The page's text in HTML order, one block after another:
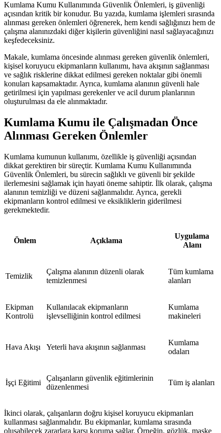
Kumlama Kumu Kullanımında Güvenlik Önlemleri, iş güvenliği
açısından kritik bir konudur. Bu yazıda, kumlama işlemleri sırasında
alınması gereken önlemleri öğrenerek, hem kendi sağlığınızı hem de
çalışma alanınızdaki diğer kişilerin güvenliğini nasıl sağlayacağınızı
keşfedeceksiniz.
Makale, kumlama öncesinde alınması gereken güvenlik önlemleri,
kişisel koruyucu ekipmanların kullanımı, hava akışının sağlanması
ve sağlık risklerine dikkat edilmesi gereken noktalar gibi önemli
konuları kapsamaktadır. Ayrıca, kumlama alanının güvenli hale
getirilmesi için yapılması gerekenler ve acil durum planlarının
oluşturulması da ele alınmaktadır.
Kumlama Kumu ile Çalışmadan Önce
Alınması Gereken Önlemler
Kumlama kumunun kullanımı, özellikle iş güvenliği açısından
dikkat gerektiren bir süreçtir. Kumlama Kumu Kullanımında
Güvenlik Önlemleri, bu sürecin sağlıklı ve güvenli bir şekilde
ilerlemesini sağlamak için hayati öneme sahiptir. İlk olarak, çalışma
alanının temizliği ve düzeni sağlanmalıdır. Ayrıca, gerekli
ekipmanların kontrol edilmesi ve eksikliklerin giderilmesi
gerekmektedir.
Önlem Açıklama
Uygulama
Alanı
Temizlik
Çalışma alanının düzenli olarak
temizlenmesi
Tüm kumlama
alanları
Ekipman
Kontrolü
Kullanılacak ekipmanların
işlevselliğinin kontrol edilmesi
Kumlama
makineleri
Hava Akışı Yeterli hava akışının sağlanması
Kumlama
odaları
İşçi Eğitimi
Çalışanların güvenlik eğitimlerinin
düzenlenmesi
Tüm iş alanları
İkinci olarak, çalışanların doğru kişisel koruyucu ekipmanları
kullanması sağlanmalıdır. Bu ekipmanlar, kumlama sırasında
oluşabilecek zararlara karşı koruma sağlar. Örneğin, gözlük, maske